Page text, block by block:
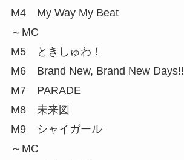
M4 My Way My Beat
～MC
M5 ときしゅわ！
M6 Brand New, Brand New Days!!
M7 PARADE
M8 未来図
M9 シャイガール
～MC